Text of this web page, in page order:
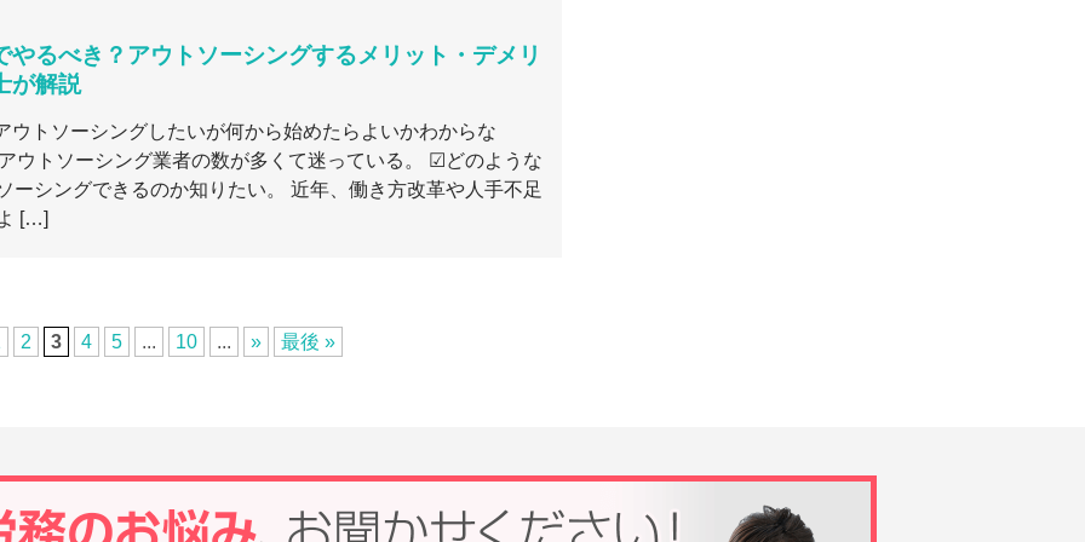
やるべき？アウトソーシングするメリット・デメリ
が解説
ウトソーシングしたいが何から始めたらよいかわからな
トソーシング業者の数が多くて迷っている。 ☑どのような
ーシングできるのか知りたい。 近年、働き方改革や人手不足
[…]
2 3 4 5 ... 10 ... » 最後 »